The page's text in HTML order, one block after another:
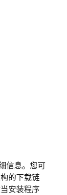
信息。您可
的下载链
安装程序